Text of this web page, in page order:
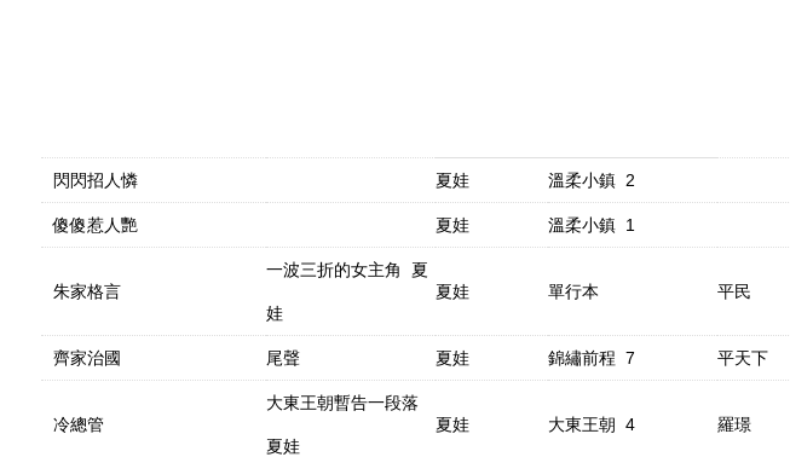
閃閃招人憐 夏娃 溫柔小鎮 2
傻傻惹人艷 夏娃 溫柔小鎮 1
朱家格言
一波三折的女主角 夏
娃
夏娃 單行本 平民
齊家治國 尾聲 夏娃 錦繡前程 7 平天下
冷總管
大東王朝暫告一段落
夏娃
夏娃 大東王朝 4 羅璟